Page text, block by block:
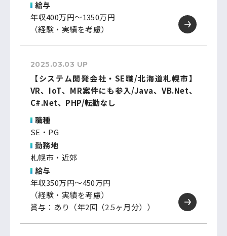
給与
年収400万円～1350万円
（経験・実績を考慮）
2025.03.03 UP
【システム開発会社・SE職/北海道札幌市】
VR、IoT、MR案件にも参入/Java、VB.Net、
C#.Net、PHP/転勤なし
職種
SE・PG
勤務地
札幌市・近郊
給与
年収350万円～450万円
（経験・実績を考慮）
賞与：あり（年2回（2.5ヶ月分））